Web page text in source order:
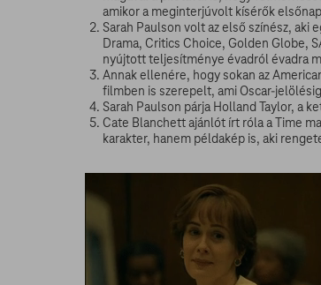
amikor a meginterjúvolt kísérők
Sarah Paulson volt az első színész, aki
Drama, Critics Choice, Golden Globe,
nyújtott teljesítménye évadról évadra
Annak ellenére, hogy sokan az
filmben is szerepelt, ami Oscar-
Sarah Paulson párja Holland Taylor, a
Cate Blanchett ajánlót írt róla a Time
karakter, hanem példakép is, aki